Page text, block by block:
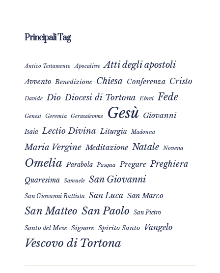
Principali Tag
Antico Testamento Apocalisse Atti degli apostoli
Avvento Benedizione Chiesa Conferenza Cristo
Davide Dio Diocesi di Tortona Ebrei Fede
Genesi Geremia Gerusalemme Gesù Giovanni
Isaia Lectio Divina Liturgia Madonna
Maria Vergine Meditazione Natale Novena
Omelia Parabola Pasqua Pregare Preghiera
Quaresima Samuele San Giovanni
San Giovanni Battista San Luca San Marco
San Matteo San Paolo San Pietro
Santo del Mese Signore Spirito Santo Vangelo
Vescovo di Tortona